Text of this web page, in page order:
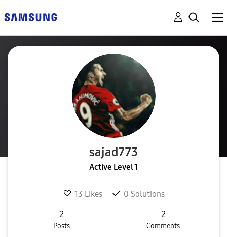
sajad773
Active Level 1
13 Likes 0 Solutions
2
Posts
2
Comments